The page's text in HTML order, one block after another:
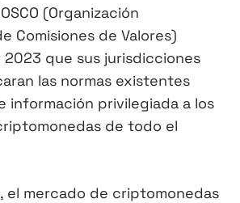
(Organización
Comisiones de Valores)
que sus jurisdicciones
las normas existentes
información privilegiada a los
de todo el
el mercado de criptomonedas